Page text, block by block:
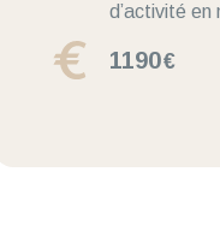
d’activité
1190€